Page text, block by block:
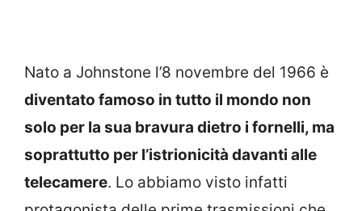
Nato a Johnstone l’8 novembre del 1966 è
diventato famoso in tutto il mondo non
solo per la sua bravura dietro i fornelli, ma
soprattutto per l’istrionicità davanti alle
telecamere. Lo abbiamo visto infatti